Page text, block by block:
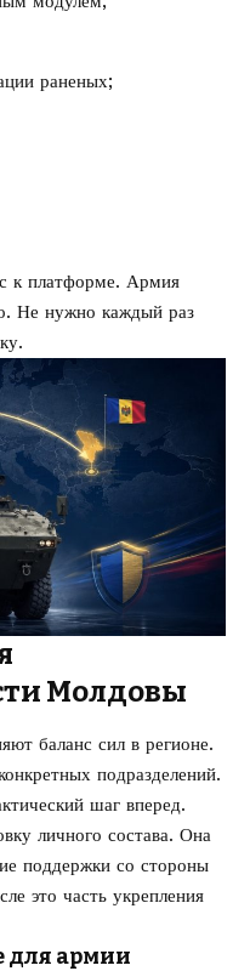
раненых;
к платформе. Армия
Не нужно каждый раз
Молдовы
баланс сил в регионе.
подразделений.
шаг вперед.
личного состава. Она
поддержки со стороны
это часть укрепления
для армии